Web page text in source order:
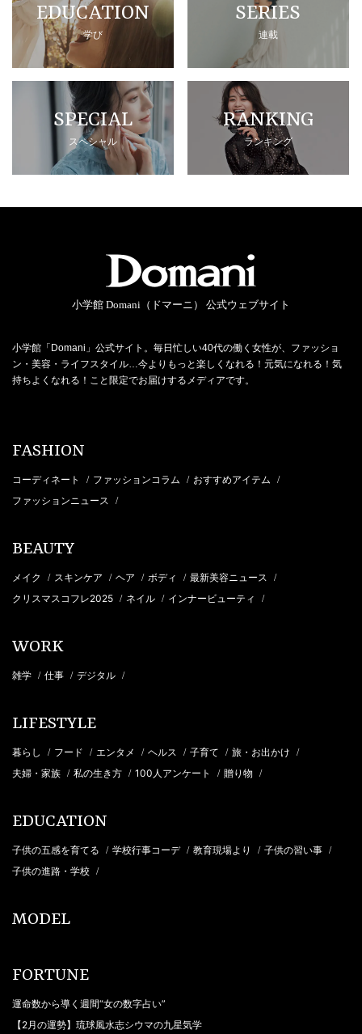
EDUCATION
学び
SERIES
連載
SPECIAL
スペシャル
RANKING
ランキング
小学館 Domani（ドマーニ） 公式ウェブサイト
小学館「Domani」公式サイト。毎日忙しい40代の働く女性が、ファッショ
ン・美容・ライフスタイル…今よりもっと楽しくなれる！元気になれる！気
持ちよくなれる！こと限定でお届けするメディアです。
FASHION
コーディネート / ファッションコラム / おすすめアイテム /
ファッションニュース /
BEAUTY
メイク / スキンケア / ヘア / ボディ / 最新美容ニュース /
クリスマスコフレ2025 / ネイル / インナービューティ /
WORK
雑学 / 仕事 / デジタル /
LIFESTYLE
暮らし / フード / エンタメ / ヘルス / 子育て / 旅・お出かけ /
夫婦・家族 / 私の生き方 / 100人アンケート / 贈り物 /
EDUCATION
子供の五感を育てる / 学校行事コーデ / 教育現場より / 子供の習い事 /
子供の進路・学校 /
MODEL
FORTUNE
運命数から導く週間“女の数字占い”
【2月の運勢】琉球風水志シウマの九星気学